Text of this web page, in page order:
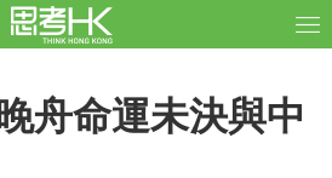
舟命運未決與中